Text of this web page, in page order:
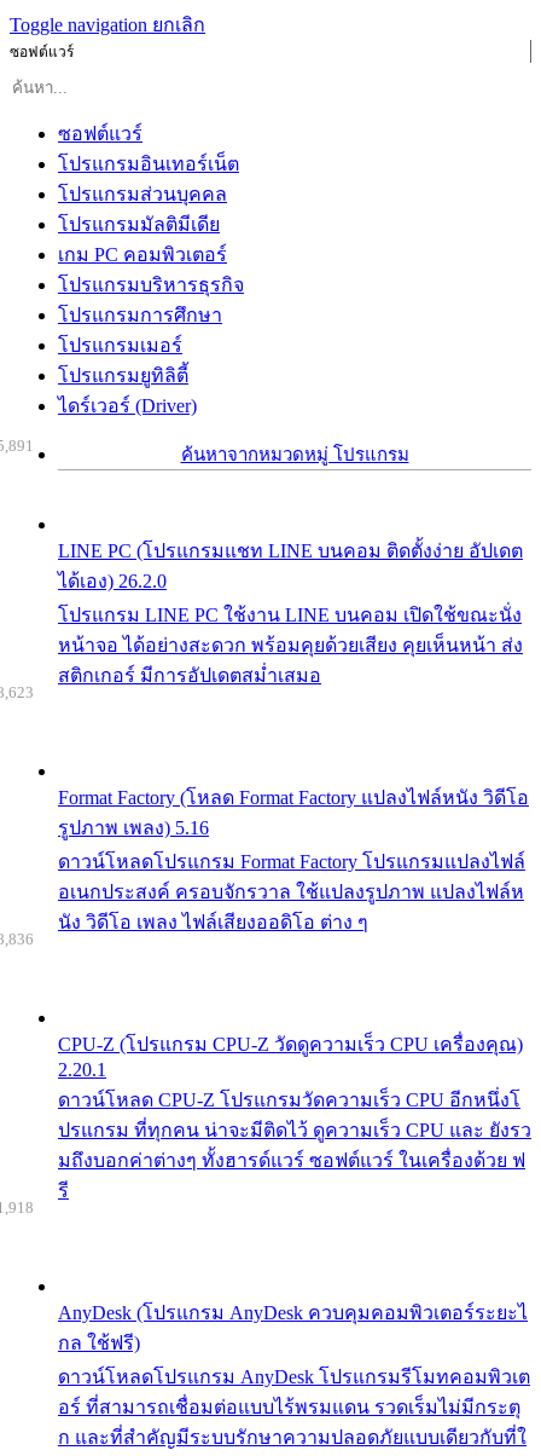
Toggle navigation ยกเลิก
ซอฟต์แวร์
ซอฟต์แวร์
โปรแกรมอินเทอร์เน็ต
โปรแกรมส่วนบุคคล
โปรแกรมมัลติมีเดีย
เกม PC คอมพิวเตอร์
โปรแกรมบริหารธุรกิจ
โปรแกรมการศึกษา
โปรแกรมเมอร์
โปรแกรมยูทิลิตี้
ไดร์เวอร์ (Driver)
ค้นหาจากหมวดหมู่ โปรแกรม
LINE PC (โปรแกรมแชท LINE บนคอม ติดตั้งง่าย อัปเดต
ได้เอง) 26.2.0
โปรแกรม LINE PC ใช้งาน LINE บนคอม เปิดใช้ขณะนั่ง
หน้าจอ ได้อย่างสะดวก พร้อมคุยด้วยเสียง คุยเห็นหน้า ส่ง
สติกเกอร์ มีการอัปเดตสม่ำเสมอ
Format Factory (โหลด Format Factory แปลงไฟล์หนัง วิดีโอ
รูปภาพ เพลง) 5.16
ดาวน์โหลดโปรแกรม Format Factory โปรแกรมแปลงไฟล์
อเนกประสงค์ ครอบจักรวาล ใช้แปลงรูปภาพ แปลงไฟล์ห
นัง วิดีโอ เพลง ไฟล์เสียงออดิโอ ต่าง ๆ
CPU-Z (โปรแกรม CPU-Z วัดดูความเร็ว CPU เครื่องคุณ)
2.20.1
ดาวน์โหลด CPU-Z โปรแกรมวัดความเร็ว CPU อีกหนึ่งโ
ปรแกรม ที่ทุกคน น่าจะมีติดไว้ ดูความเร็ว CPU และ ยังรว
มถึงบอกค่าต่างๆ ทั้งฮารด์แวร์ ซอฟต์แวร์ ในเครื่องด้วย ฟ
รี
AnyDesk (โปรแกรม AnyDesk ควบคุมคอมพิวเตอร์ระยะไ
กล ใช้ฟรี)
ดาวน์โหลดโปรแกรม AnyDesk โปรแกรมรีโมทคอมพิวเต
อร์ ที่สามารถเชื่อมต่อแบบไร้พรมแดน รวดเร็มไม่มีกระตุ
ก และที่สำคัญมีระบบรักษาความปลอดภัยแบบเดียวกับที่ใ